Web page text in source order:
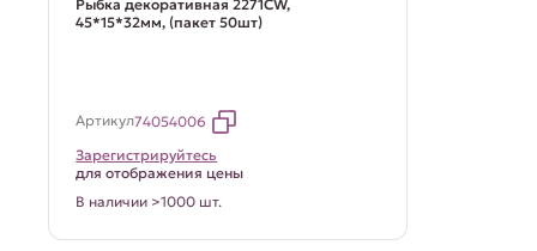
Рыбка декоративная 2271CW,
45*15*32мм, (пакет 50шт)
Артикул74054006
Зарегистрируйтесь
для отображения цены
В наличии >1000 шт.